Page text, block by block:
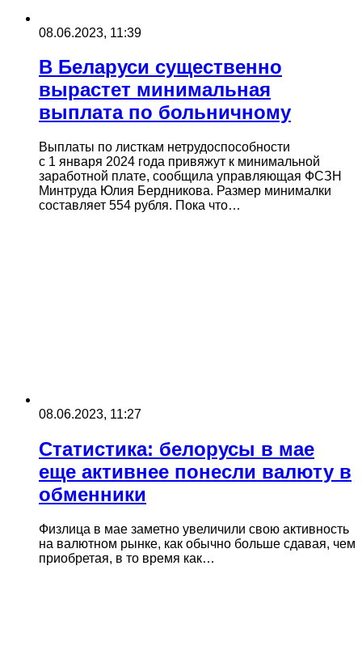
08.06.2023, 11:39
В Беларуси существенно
вырастет минимальная
выплата по больничному
Выплаты по листкам нетрудоспособности
с 1 января 2024 года привяжут к минимальной
заработной плате, сообщила управляющая ФСЗН
Минтруда Юлия Бердникова. Размер минималки
составляет 554 рубля. Пока что…
08.06.2023, 11:27
Статистика: белорусы в мае
еще активнее понесли валюту в
обменники
Физлица в мае заметно увеличили свою активность
на валютном рынке, как обычно больше сдавая, чем
приобретая, в то время как…